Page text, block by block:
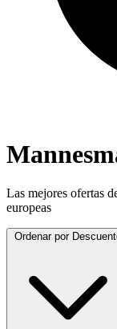
Las mejores ofertas
europeas
Ordenar por